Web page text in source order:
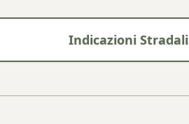
Indicazioni Stradali